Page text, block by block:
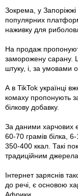
Зокрема, у
популярних
наживку для
На продаж
заморожену сарану.
штуку, і, за умовами
А в TikTok українці
комаху пропонують
білкову добавку.
За даними харчових
60-70 грамів білка,
350-400 ккал. Такі
традиційним
Інтернет заряснів
до речі, є основою